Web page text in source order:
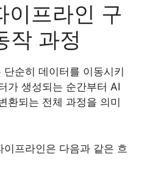
이프라인 구
작 과정
순히 데이터를 이동시키
가 생성되는 순간부터 AI
환되는 전체 과정을 의미
프라인은 다음과 같은 흐